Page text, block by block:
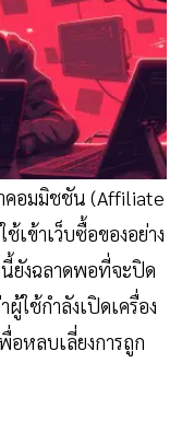
คอมมิชชัน (Affiliate
เข้าเว็บซื้อของอย่าง
นี้ยังฉลาดพอที่จะปิด
ใช้กำลังเปิดเครื่อง
หลบเลี่ยงการถูก